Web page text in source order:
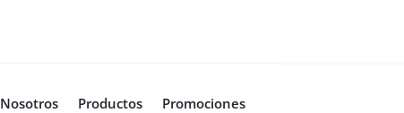
Nosotros Productos Promociones